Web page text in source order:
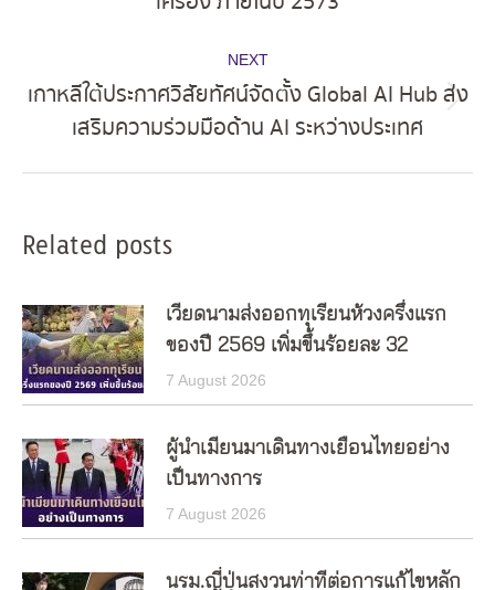
post:
NEXT
post:
เกาหลีใต้ประกาศวิสัยทัศน์จัดตั้ง Global AI Hub ส่ง
เสริมความร่วมมือด้าน AI ระหว่างประเทศ
Related posts
เวียดนามส่งออกทุเรียนห้วงครึ่งแรก
ของปี 2569 เพิ่มขึ้นร้อยละ 32
7 August 2026
ผู้นำเมียนมาเดินทางเยือนไทยอย่าง
เป็นทางการ
7 August 2026
นรม.ญี่ปุ่นสงวนท่าทีต่อการแก้ไขหลัก